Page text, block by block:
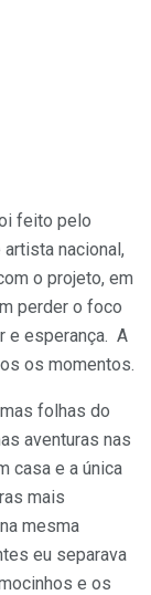
feito pelo
nacional,
o projeto, em
perder o foco
e esperança. A
os momentos.
folhas do
aventuras nas
casa e a única
mais
mesma
eu separava
e os